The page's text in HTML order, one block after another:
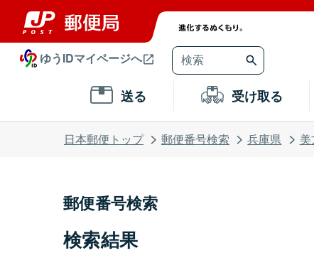
ゆうIDマイページへ
送る 受け取る
日本郵便トップ 郵便番号検索 兵庫県
郵便番号検索
検索結果